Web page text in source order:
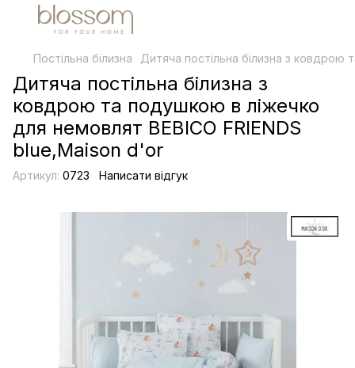
Постільна білизна Дитяча постільна білизна з ковдрою
Дитяча постільна білизна з
ковдрою та подушкою в ліжечко
для немовлят BEBICO FRIENDS
blue,Maison d'or
Артикул: 0723 Написати відгук